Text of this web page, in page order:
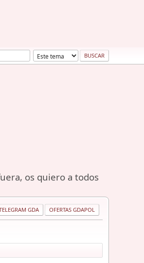
os quiero a todos
GDA OFERTAS GDAPOL